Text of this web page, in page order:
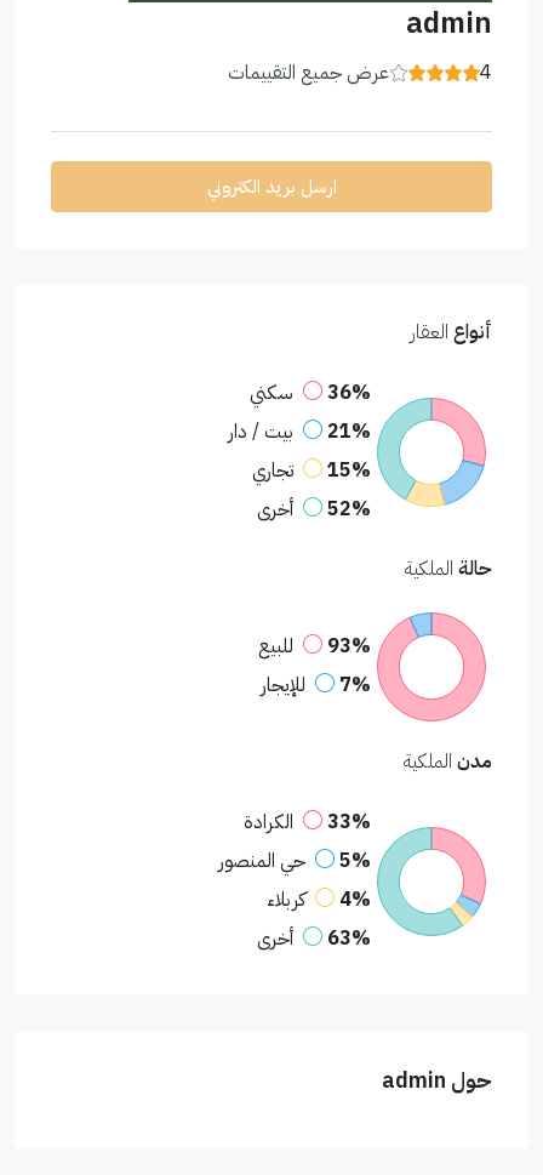
admin
4 عرض جميع التقييمات
ارسل بريد الكتروني
أنواع العقار
36%
سكني
21%
بيت / دار
15%
تجاري
52%
أخرى
حالة الملكية
93%
للبيع
7%
للإيجار
مدن الملكية
33%
الكرادة
5%
حي المنصور
4%
كربلاء
63%
أخرى
حول admin